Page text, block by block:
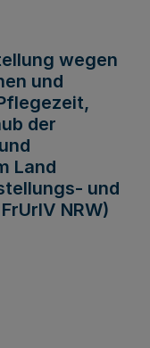
wegen
und
der
Land
und
NRW)